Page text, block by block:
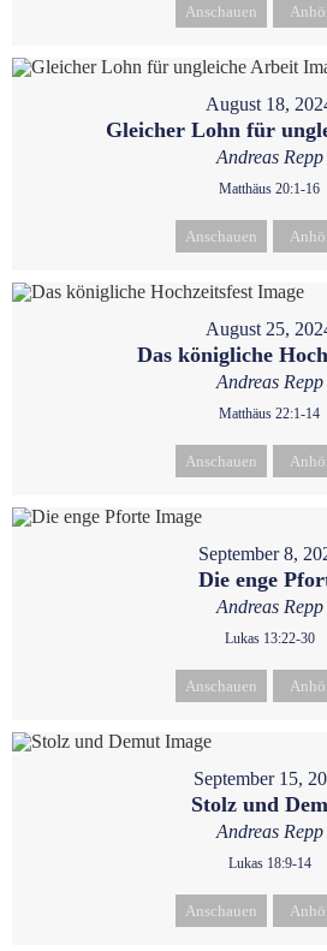
Anschauen
August 18,
Gleicher Lohn für
Andreas Repp
Matthäus 20:1-16
Anschauen
August 25,
Das königliche
Andreas Repp
Matthäus 22:1-14
Anschauen
September 8,
Die enge
Andreas Repp
Lukas 13:22-30
Anschauen
September 15,
Stolz und
Andreas Repp
Lukas 18:9-14
Anschauen